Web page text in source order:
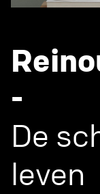
-
De
leven